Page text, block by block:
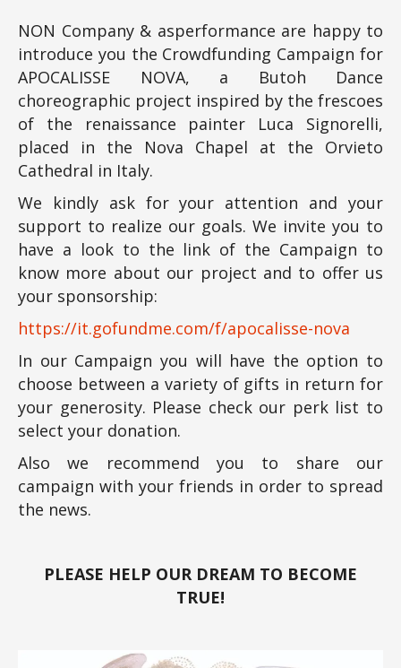
NON Company & asperformance are happy to
introduce you the Crowdfunding Campaign for
APOCALISSE NOVA, a Butoh Dance
choreographic project inspired by the frescoes
of the renaissance painter Luca Signorelli,
placed in the Nova Chapel at the Orvieto
Cathedral in Italy.
We kindly ask for your attention and your
support to realize our goals. We invite you to
have a look to the link of the Campaign to
know more about our project and to offer us
your sponsorship:
https://it.gofundme.com/f/apocalisse-nova
In our Campaign you will have the option to
choose between a variety of gifts in return for
your generosity. Please check our perk list to
select your donation.
Also we recommend you to share our
campaign with your friends in order to spread
the news.
PLEASE HELP OUR DREAM TO BECOME
TRUE!